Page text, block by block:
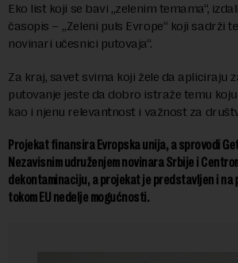
Eko list koji se bavi „zelenim temama“,
časopis – „Zeleni puls Evrope“ koji sadrži
novinari učesnici putovaja“.
Za kraj, savet svima koji žele da apliciraju
putovanje jeste da dobro istraže temu
kao i njenu relevantnost i važnost za
Projekat finansira Evropska unija, a sprovodi
Nezavisnim udruženjem novinara Srbije i
dekontaminaciju, a projekat je predstavljen i na
tokom EU nedelje mogućnosti.